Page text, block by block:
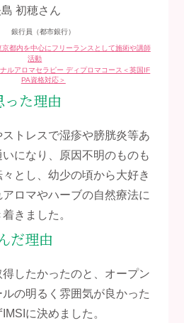
初穂さん
銀行員（都市銀行）
都内を中心にフリーランスとして施術や講師
活動
ルアロマセラピー ディプロマコース＜英国IF
PA資格対応＞
た理由
トレスで湿疹や膀胱炎等あ
になり、原因不明のものも
とし、幼少の頃から大好き
ロマやハーブの自然療法に
きました。
だ理由
したかったのと、オープン
の明るく雰囲気が良かった
に決めました。